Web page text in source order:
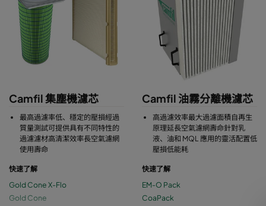
Camfil 集塵機濾芯
最高過濾率低、穩定的壓損經過
質量測試可提供具有不同特性的
過濾濾材高清潔效率長空氣濾網
使用壽命
快速了解
Gold Cone X-Flo
Gold Cone
Camfil 油霧分離機濾芯
高過濾效率最大過濾面積自再生
原理延長空氣濾網壽命針對乳
液、油和 MQL 應用的靈活配置低
壓損低能耗
快速了解
EM-O Pack
CoaPack